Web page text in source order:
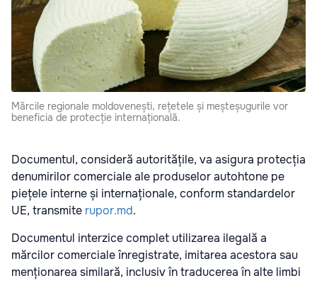
Mărcile regionale moldovenești, rețetele și meșteșugurile vor
beneficia de protecție internațională.
Documentul, consideră autoritățile, va asigura protecția
denumirilor comerciale ale produselor autohtone pe
piețele interne și internaționale, conform standardelor
UE, transmite rupor.md.
Documentul interzice complet utilizarea ilegală a
mărcilor comerciale înregistrate, imitarea acestora sau
menționarea similară, inclusiv în traducerea în alte limbi